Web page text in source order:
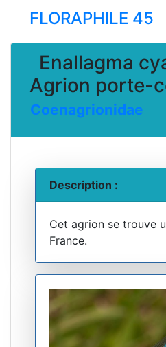
FLORAPHILE 45
Enallagma
Agrion porte-
Coenagrionidae
Description :
Cet agrion se trouve
France.